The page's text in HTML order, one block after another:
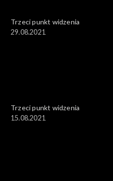
Trzeci punkt widzenia
29.08.2021
Trzeci punkt widzenia
15.08.2021